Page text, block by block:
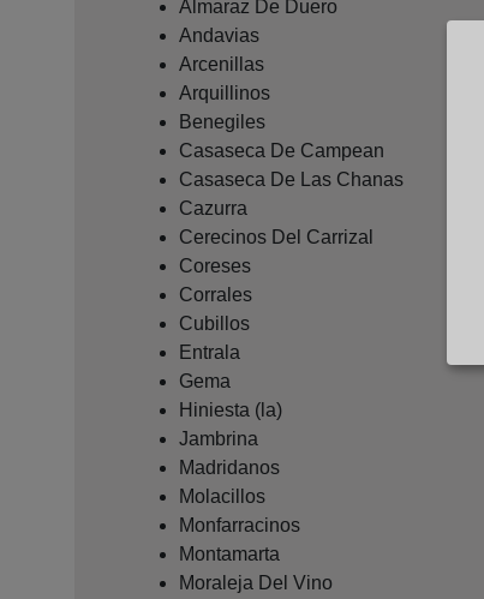
Almaraz De Duero
Andavias
Arcenillas
Arquillinos
Benegiles
Casaseca De Campean
Casaseca De Las Chanas
Cazurra
Cerecinos Del Carrizal
Coreses
Corrales
Cubillos
Entrala
Gema
Hiniesta (la)
Jambrina
Madridanos
Molacillos
Monfarracinos
Montamarta
Moraleja Del Vino